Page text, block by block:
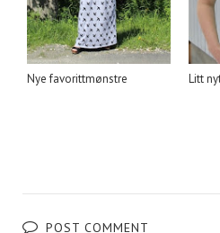
Nye favorittmønstre Litt
POST COMMENT